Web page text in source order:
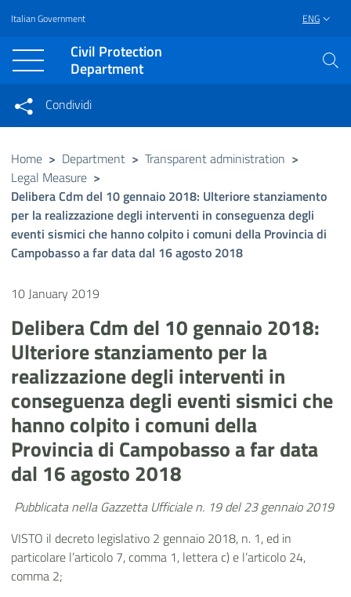
Vai al contenuto principale
Raggiungi il piè di pagina
Italian Government ENG
Civil Protection
Department
Condividi su Facebook
Condividi su Twitter
Condividi
Condividi sui social network
Home > Department > Transparent administration >
Legal Measure >
Delibera Cdm del 10 gennaio 2018: Ulteriore stanziamento
per la realizzazione degli interventi in conseguenza degli
eventi sismici che hanno colpito i comuni della Provincia di
Campobasso a far data dal 16 agosto 2018
10 January 2019
Delibera Cdm del 10 gennaio 2018:
Ulteriore stanziamento per la
realizzazione degli interventi in
conseguenza degli eventi sismici che
hanno colpito i comuni della
Provincia di Campobasso a far data
dal 16 agosto 2018
Pubblicata nella Gazzetta Ufficiale n. 19 del 23 gennaio 2019
VISTO il decreto legislativo 2 gennaio 2018, n. 1, ed in
particolare l’articolo 7, comma 1, lettera c) e l’articolo 24,
comma 2;